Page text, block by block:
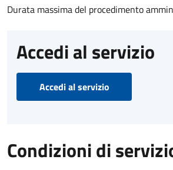
Durata massima del procedimento
Accedi al servizio
Accedi al servizio
Condizioni di